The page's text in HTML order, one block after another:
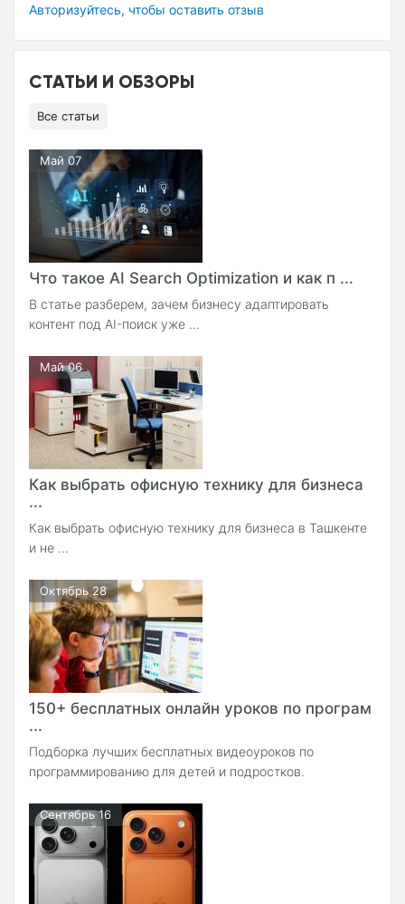
Авторизуйтесь, чтобы оставить отзыв
СТАТЬИ И ОБЗОРЫ
Все статьи
Май 07
Что такое AI Search Optimization и как п ...
В статье разберем, зачем бизнесу адаптировать
контент под AI-поиск уже ...
Май 06
Как выбрать офисную технику для бизнеса
...
Как выбрать офисную технику для бизнеса в Ташкенте
и не ...
Октябрь 28
150+ бесплатных онлайн уроков по програм
...
Подборка лучших бесплатных видеоуроков по
программированию для детей и подростков.
Сентябрь 16